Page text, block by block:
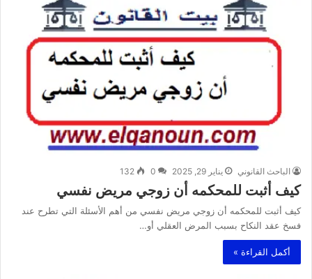
الباحث القانوني يناير 29, 2025 0
132
كيف أثبت للمحكمه أن زوجي مريض نفسي
كيف أثبت للمحكمه أن زوجي مريض نفسي من أهم الأسئلة التي تطرح عند
فسخ عقد النكاح بسبب المرض العقلي أو…
أكمل القراءة »